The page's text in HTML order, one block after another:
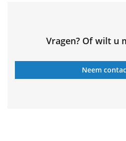
Vragen? Of wilt u
Neem